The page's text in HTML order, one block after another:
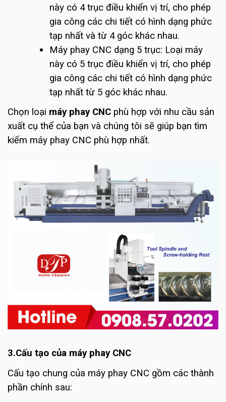
này có 4 trục điều khiển vị trí, cho phép
gia công các chi tiết có hình dạng phức
tạp nhất và từ 4 góc khác nhau.
Máy phay CNC dạng 5 trục: Loại máy
này có 5 trục điều khiển vị trí, cho phép
gia công các chi tiết có hình dạng phức
tạp nhất từ 5 góc khác nhau.
Chọn loại máy phay CNC phù hợp với nhu cầu sản
xuất cụ thể của bạn và chúng tôi sẽ giúp bạn tìm
kiếm máy phay CNC phù hợp nhất.
3.Cấu tạo của máy phay CNC
Cấu tạo chung của máy phay CNC gồm các thành
phần chính sau: